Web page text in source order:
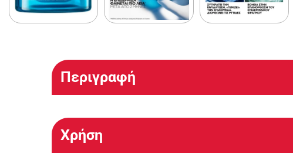
Περιγραφή
Χρήση